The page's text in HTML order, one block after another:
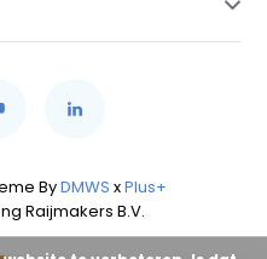
ByDMWS xPlus+
Raijmakers B.V.